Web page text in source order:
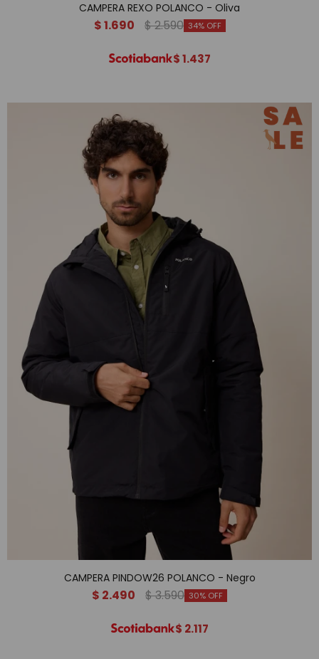
CAMPERA REXO POLANCO - Oliva
$1.690 $2.590 34
$1.437
CAMPERA PINDOW26 POLANCO - Negro
$ 2.490 $3.590 30
$ 2.117